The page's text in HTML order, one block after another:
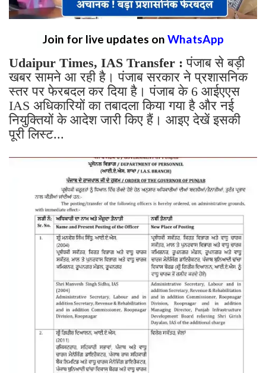
Join for live updates on WhatsApp
Udaipur Times, IAS Transfer :पंजाब से बड़ी
खबर सामने आ रही है। पंजाब सरकार ने प्रशासनिक
स्तर पर फेरबदल कर दिया है। पंजाब के 6 आईएएस
IAS अधिकारियों का तबादला किया गया है और नई
नियुक्तियों के आदेश जारी किए हैं। आइए देखें इसकी
पूरी लिस्ट...